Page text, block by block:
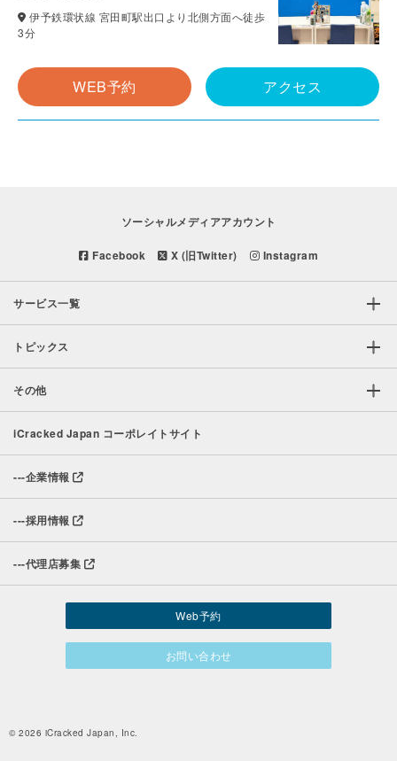
伊予鉄環状線 宮田町駅出口より北側方面へ徒歩
3分
WEB予約 アクセス
ソーシャルメディアアカウント
Facebook X (旧Twitter) Instagram
サービス一覧
トピックス
その他
iCracked Japan コーポレイトサイト
---企業情報
---採用情報
---代理店募集
Web予約
お問い合わせ
© 2026 iCracked Japan, Inc.